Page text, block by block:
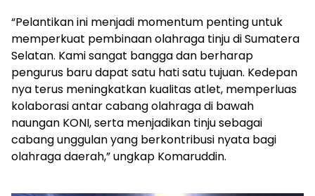
“Pelantikan ini menjadi momentum penting untuk
memperkuat pembinaan olahraga tinju di Sumatera
Selatan. Kami sangat bangga dan berharap
pengurus baru dapat satu hati satu tujuan. Kedepan
nya terus meningkatkan kualitas atlet, memperluas
kolaborasi antar cabang olahraga di bawah
naungan KONI, serta menjadikan tinju sebagai
cabang unggulan yang berkontribusi nyata bagi
olahraga daerah,” ungkap Komaruddin.